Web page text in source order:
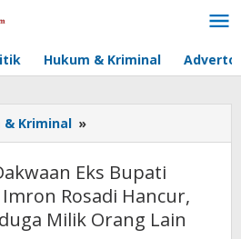
Hukum & Kriminal
& Kriminal »
Hukum:
Eks
Bupati
Bengkulu
Eks Bupati
Rosadi Hancur,
Milik Orang Lain